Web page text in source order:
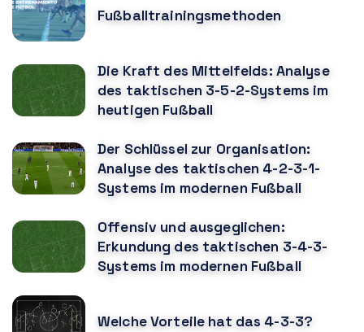
Fußballtrainingsmethoden
Die Kraft des Mittelfelds: Analyse
des taktischen 3-5-2-Systems im
heutigen Fußball
Der Schlüssel zur Organisation:
Analyse des taktischen 4-2-3-1-
Systems im modernen Fußball
Offensiv und ausgeglichen:
Erkundung des taktischen 3-4-3-
Systems im modernen Fußball
Welche Vorteile hat das 4-3-3?